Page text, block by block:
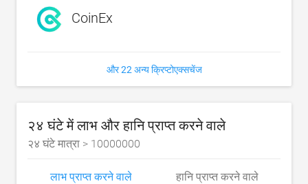
CoinEx
और 22 अन्य क्रिप्टोएक्सचेंज
२४ घंटे में लाभ और हानि प्राप्त करने वाले
२४ घंटे मात्रा > 10000000
लाभ प्राप्त करने वाले हानि प्राप्त करने वाले